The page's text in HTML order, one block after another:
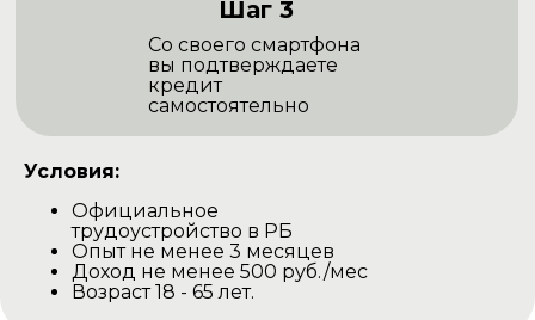
Шаг 3
Со своего смартфона
вы подтверждаете
кредит
самостоятельно
Условия:
Официальное
трудоустройство в РБ
Опыт не менее 3 месяцев
Доход не менее 500 руб./мес
Возраст 18 - 65 лет.